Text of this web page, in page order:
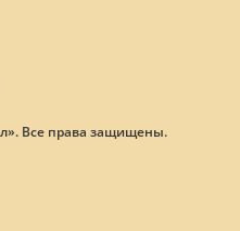
Все права защищены.